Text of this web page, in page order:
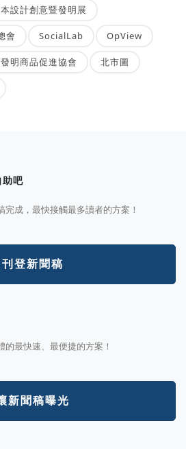
設計創意暨發明展
會 SocialLab OpView
明商品促進協會 北市圖
助吧
成，最快接觸最多讀者的方案！
刊登新聞稿
最快速、最便捷的方案！
新聞稿曝光